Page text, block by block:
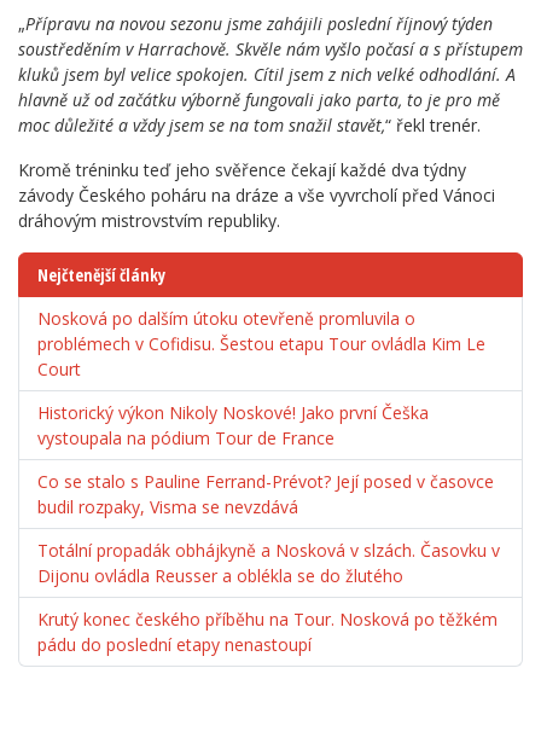
„Přípravu na novou sezonu jsme zahájili poslední říjnový týden
soustředěním v Harrachově. Skvěle nám vyšlo počasí a s přístupem
kluků jsem byl velice spokojen. Cítil jsem z nich velké odhodlání. A
hlavně už od začátku výborně fungovali jako parta, to je pro mě
moc důležité a vždy jsem se na tom snažil stavět,“ řekl trenér.
Kromě tréninku teď jeho svěřence čekají každé dva týdny
závody Českého poháru na dráze a vše vyvrcholí před Vánoci
dráhovým mistrovstvím republiky.
Nejčtenější články
Nosková po dalším útoku otevřeně promluvila o
problémech v Cofidisu. Šestou etapu Tour ovládla Kim Le
Court
Historický výkon Nikoly Noskové! Jako první Češka
vystoupala na pódium Tour de France
Co se stalo s Pauline Ferrand-Prévot? Její posed v časovce
budil rozpaky, Visma se nevzdává
Totální propadák obhájkyně a Nosková v slzách. Časovku v
Dijonu ovládla Reusser a oblékla se do žlutého
Krutý konec českého příběhu na Tour. Nosková po těžkém
pádu do poslední etapy nenastoupí